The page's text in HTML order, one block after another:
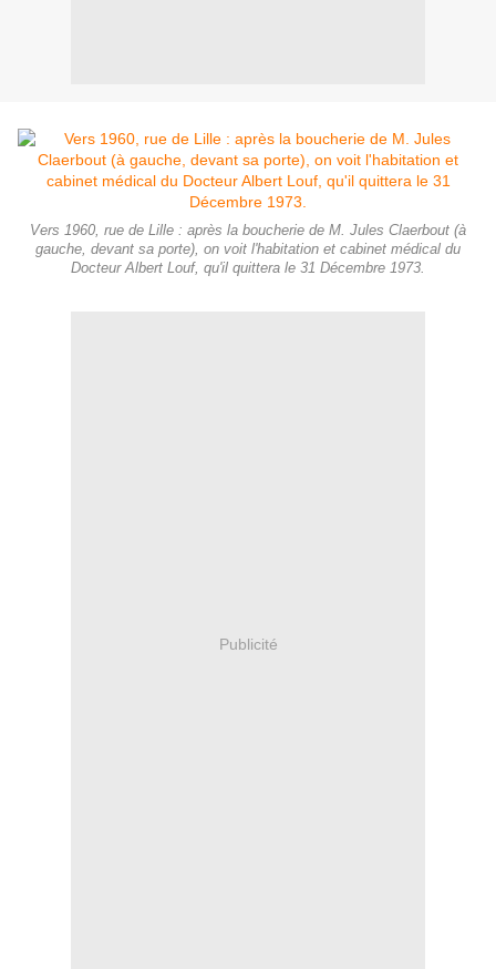
Vers 1960, rue de Lille : après la boucherie de M. Jules Claerbout (à
gauche, devant sa porte), on voit l'habitation et cabinet médical du
Docteur Albert Louf, qu'il quittera le 31 Décembre 1973.
Publicité